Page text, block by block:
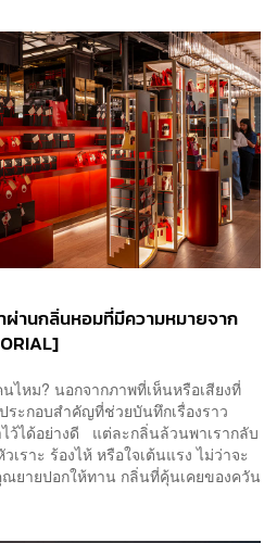
ผ่านกลิ่นหอมที่มีความหมายจาก
ไหม? นอกจากภาพที่เห็นหรือเสียงที่
ประกอบสำคัญที่ช่วยบันทึกเรื่องราว
ว้ได้อย่างดี แต่ละกลิ่นล้วนพาเรากลับ
เราะ ร้องไห้ หรือใจเต้นแรง ไม่ว่าจะ
ยายปอกให้ทาน กลิ่นที่คุ้นเคยของควัน